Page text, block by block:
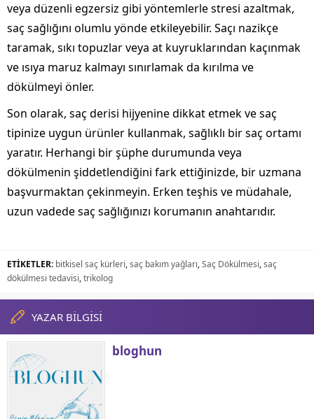
veya düzenli egzersiz gibi yöntemlerle stresi azaltmak,
saç sağlığını olumlu yönde etkileyebilir. Saçı nazikçe
taramak, sıkı topuzlar veya at kuyruklarından kaçınmak
ve ısıya maruz kalmayı sınırlamak da kırılma ve
dökülmeyi önler.
Son olarak, saç derisi hijyenine dikkat etmek ve saç
tipinize uygun ürünler kullanmak, sağlıklı bir saç ortamı
yaratır. Herhangi bir şüphe durumunda veya
dökülmenin şiddetlendiğini fark ettiğinizde, bir uzmana
başvurmaktan çekinmeyin. Erken teşhis ve müdahale,
uzun vadede saç sağlığınızı korumanın anahtarıdır.
ETİKETLER: bitkisel saç kürleri,saç bakım yağları,Saç Dökülmesi,saç
dökülmesi tedavisi,trikolog
YAZAR BİLGİSİ
bloghun